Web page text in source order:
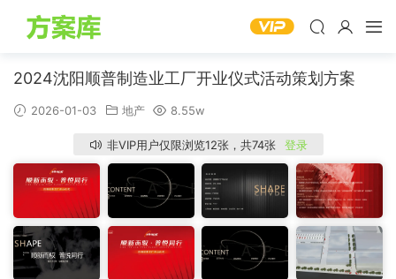
2024沈阳顺普制造业工厂开业仪式活动策划方案
2026-01-03 地产 8.55w
非VIP用户仅限浏览12张，共74张 登录